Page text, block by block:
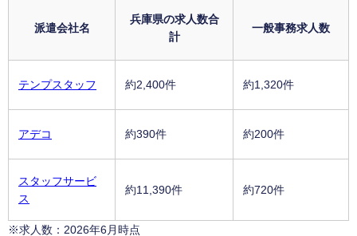
派遣会社名
兵庫県の求人数合
計
一般事務求人数
テンプスタッフ 約2,400件 約1,320件
アデコ 約390件 約200件
スタッフサービ
ス
約11,390件 約720件
※求人数：2026年6月時点